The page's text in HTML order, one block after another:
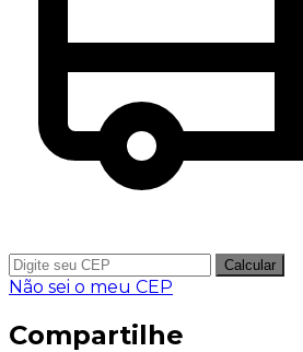
Calcular
Não sei o meu CEP
Compartilhe